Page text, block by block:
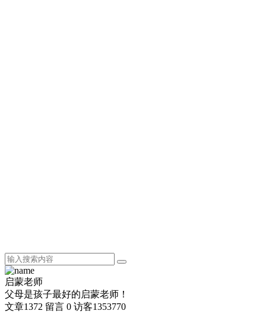
启蒙老师
父母是孩子最好的启蒙老师！
文章1372 留言 0 访客1353770